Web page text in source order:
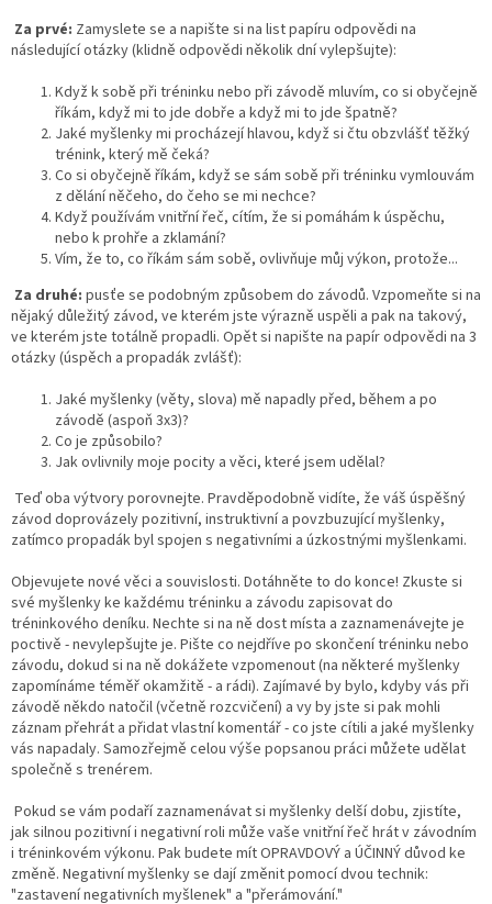
Za prvé: Zamyslete se a napište si na list papíru odpovědi na
následující otázky (klidně odpovědi několik dní vylepšujte):
Když k sobě při tréninku nebo při závodě mluvím, co si obyčejně
říkám, když mi to jde dobře a když mi to jde špatně?
Jaké myšlenky mi procházejí hlavou, když si čtu obzvlášť těžký
trénink, který mě čeká?
Co si obyčejně říkám, když se sám sobě při tréninku vymlouvám
z dělání něčeho, do čeho se mi nechce?
Když používám vnitřní řeč, cítím, že si pomáhám k úspěchu,
nebo k prohře a zklamání?
Vím, že to, co říkám sám sobě, ovlivňuje můj výkon, protože...
Za druhé: pusťe se podobným způsobem do závodů. Vzpomeňte si na
nějaký důležitý závod, ve kterém jste výrazně uspěli a pak na takový,
ve kterém jste totálně propadli. Opět si napište na papír odpovědi na 3
otázky (úspěch a propadák zvlášť):
Jaké myšlenky (věty, slova) mě napadly před, během a po
závodě (aspoň 3x3)?
Co je způsobilo?
Jak ovlivnily moje pocity a věci, které jsem udělal?
Teď oba výtvory porovnejte. Pravděpodobně vidíte, že váš úspěšný
závod doprovázely pozitivní, instruktivní a povzbuzující myšlenky,
zatímco propadák byl spojen s negativními a úzkostnými myšlenkami.
Objevujete nové věci a souvislosti. Dotáhněte to do konce! Zkuste si
své myšlenky ke každému tréninku a závodu zapisovat do
tréninkového deníku. Nechte si na ně dost místa a zaznamenávejte je
poctivě - nevylepšujte je. Pište co nejdříve po skončení tréninku nebo
závodu, dokud si na ně dokážete vzpomenout (na některé myšlenky
zapomínáme téměř okamžitě - a rádi). Zajímavé by bylo, kdyby vás při
závodě někdo natočil (včetně rozcvičení) a vy by jste si pak mohli
záznam přehrát a přidat vlastní komentář - co jste cítili a jaké myšlenky
vás napadaly. Samozřejmě celou výše popsanou práci můžete udělat
společně s trenérem.
Pokud se vám podaří zaznamenávat si myšlenky delší dobu, zjistíte,
jak silnou pozitivní i negativní roli může vaše vnitřní řeč hrát v závodním
i tréninkovém výkonu. Pak budete mít OPRAVDOVÝ a ÚČINNÝ důvod ke
změně. Negativní myšlenky se dají změnit pomocí dvou technik:
"zastavení negativních myšlenek" a "přerámování."